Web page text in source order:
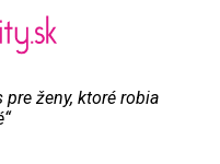
pre ženy, ktoré robia